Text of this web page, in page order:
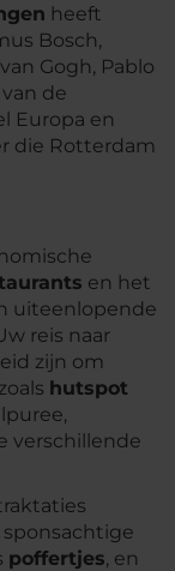
heeft
Bosch,
Gogh, Pablo
de
Europa en
die Rotterdam
en het
uiteenlopende
reis naar
zijn om
hutspot
verschillende
poffertjes, en